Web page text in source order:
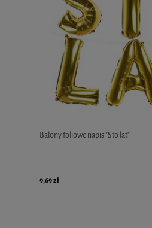
Balony foliowe napis "Sto lat"
9,69 zł